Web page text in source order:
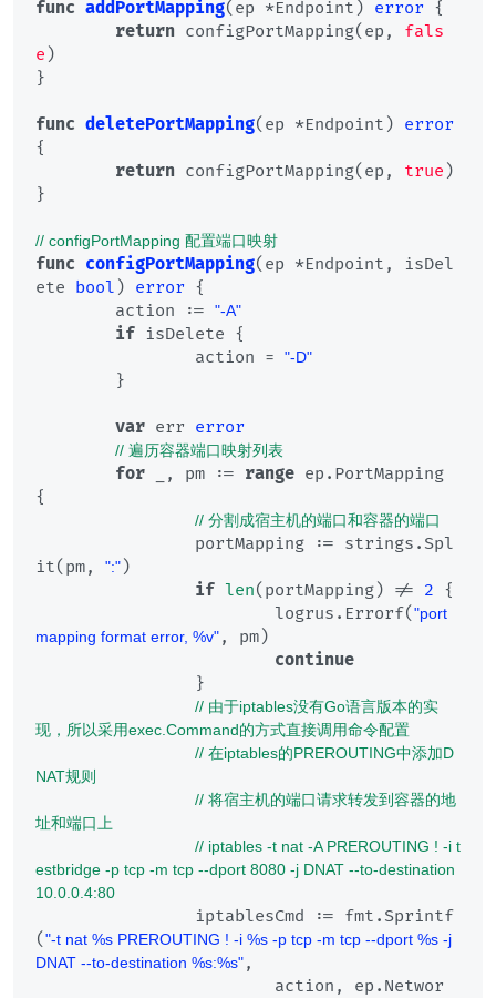
func addPortMapping(ep *Endpoint) error {
return configPortMapping(ep, fals
e )
}
func deletePortMapping(ep *Endpoint) error
{
return configPortMapping(ep, true )
}
// configPortMapping 配置端口映射
func configPortMapping(ep *Endpoint, isDel
ete bool ) error {
	action :=
"-A"
if isDelete {
		action =
"-D"
var err error
// 遍历容器端口映射列表
for _, pm := range ep.PortMapping
{
// 分割成宿主机的端口和容器的端口
it(pm, ":")
if len(portMapping) != 2 {
			logrus.Errorf(
"port
mapping format error, %v", pm)
continue
// 由于iptables没有Go语言版本的实
现，所以采用exec.Command的方式直接调用命令配置
// 在iptables的PREROUTING中添加D
NAT规则
// 将宿主机的端口请求转发到容器的地
址和端口上
// iptables -t nat -A PREROUTING ! -i t
estbridge -p tcp -m tcp --dport 8080 -j DNAT --to-destination
10.0.0.4:80
("-t nat %s PREROUTING ! -i %s -p tcp -m tcp --dport %s -j
DNAT --to-destination %s:%s",